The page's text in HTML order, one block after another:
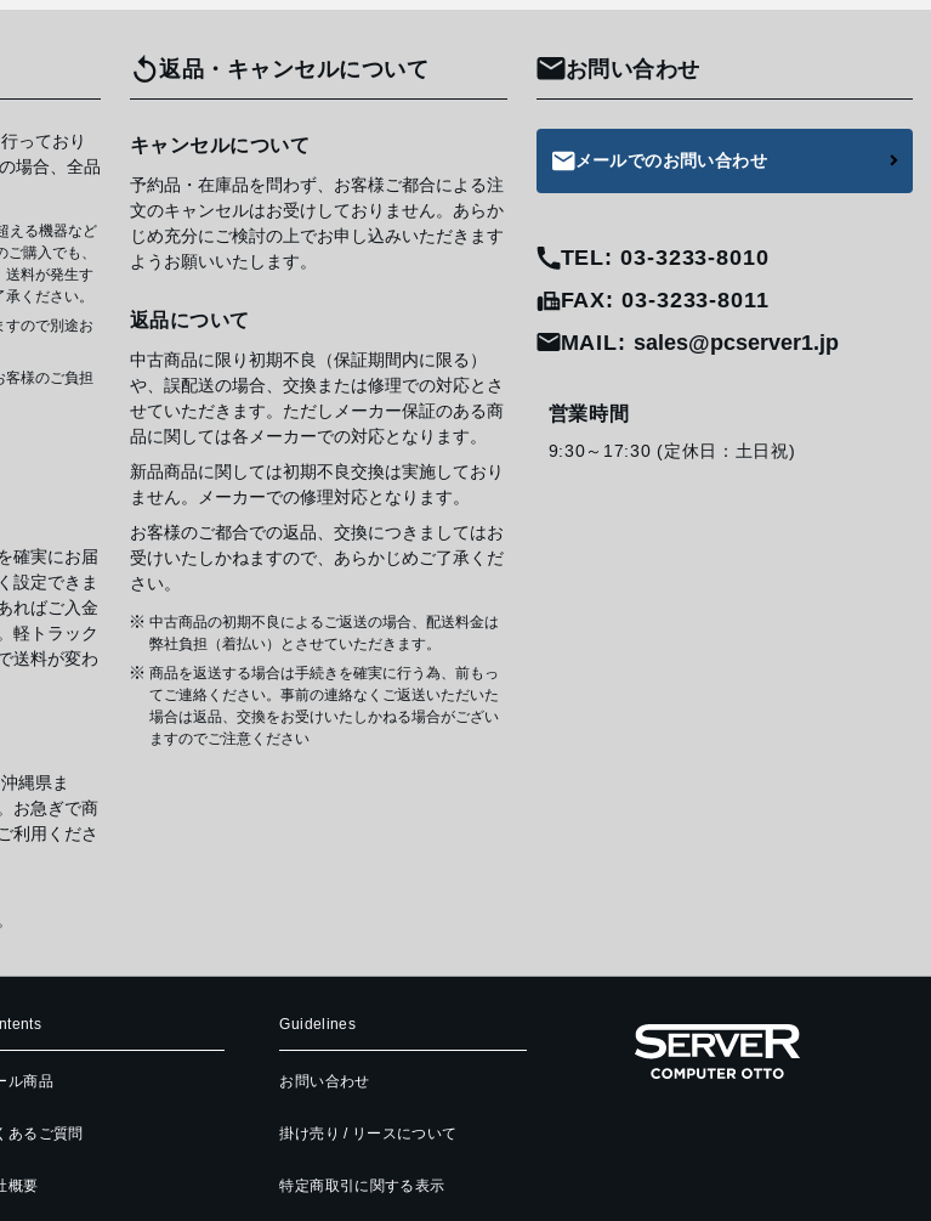
っており
場合、全品
える機器など
購入でも、
送料が発生す
ください。
すので別途お
客様のご負担
確実にお届
設定できま
ればご入金
軽トラック
送料が変わ
縄県ま
お急ぎで商
利用くださ
返品・キャンセルについて
キャンセルについて
予約品・在庫品を問わず、お客様ご都合による注
文のキャンセルはお受けしておりません。あらか
じめ充分にご検討の上でお申し込みいただきます
ようお願いいたします。
返品について
中古商品に限り初期不良（保証期間内に限る）
や、誤配送の場合、交換または修理での対応とさ
せていただきます。ただしメーカー保証のある商
品に関しては各メーカーでの対応となります。
新品商品に関しては初期不良交換は実施しており
ません。メーカーでの修理対応となります。
お客様のご都合での返品、交換につきましてはお
受けいたしかねますので、あらかじめご了承くだ
さい。
中古商品の初期不良によるご返送の場合、配送料金は
弊社負担（着払い）とさせていただきます。
商品を返送する場合は手続きを確実に行う為、前もっ
てご連絡ください。事前の連絡なくご返送いただいた
場合は返品、交換をお受けいたしかねる場合がござい
ますのでご注意ください
お問い合わせ
メールでのお問い合わせ
TEL: 03-3233-8010
FAX: 03-3233-8011
MAIL: sales@pcserver1.jp
営業時間
9:30～17:30 (定休日：土日祝)
ル商品
あるご質問
概要
Guidelines
お問い合わせ
掛け売り / リースについて
特定商取引に関する表示